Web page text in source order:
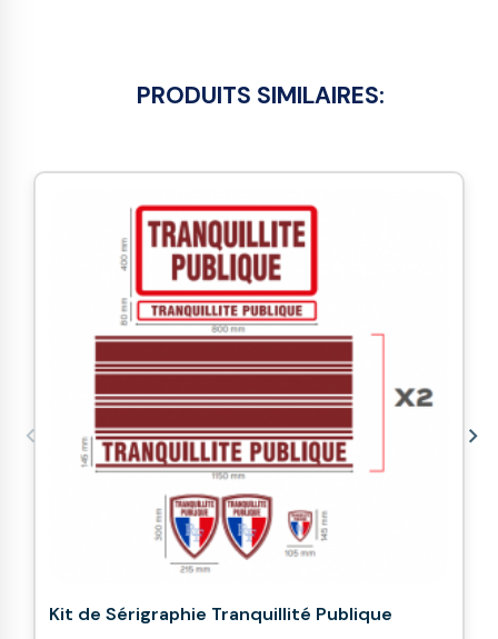
PRODUITS SIMILAIRES:
Kit de Sérigraphie Tranquillité Publique